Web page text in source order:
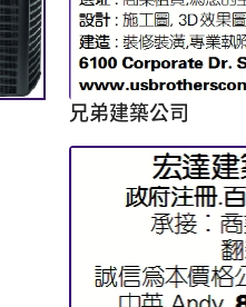
兄弟建築公司